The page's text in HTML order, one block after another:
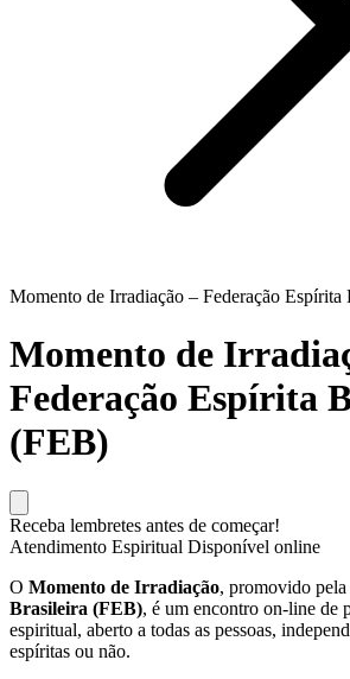
Momento de Irradiação – Federação
Momento de
Federação Espírita
(FEB)
Receba lembretes antes de começar!
Atendimento Espiritual Disponível online
O Momento de Irradiação, promovido pela
Brasileira (FEB), é um encontro on-line de
espiritual, aberto a todas as pessoas,
espíritas ou não.